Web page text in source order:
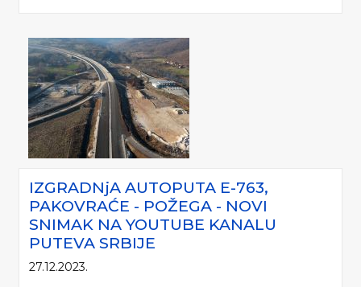
IZGRADNjA AUTOPUTA E-763,
PAKOVRAĆE - POŽEGA - NOVI
SNIMAK NA YOUTUBE KANALU
PUTEVA SRBIJE
27.12.2023.